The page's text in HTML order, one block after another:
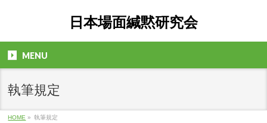
日本場面緘黙研究会
MENU
執筆規定
HOME » 執筆規定